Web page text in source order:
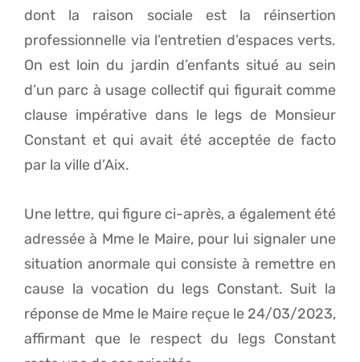
dont la raison sociale est la réinsertion
professionnelle via l’entretien d’espaces verts.
On est loin du jardin d’enfants situé au sein
d’un parc à usage collectif qui figurait comme
clause impérative dans le legs de Monsieur
Constant et qui avait été acceptée de facto
par la ville d’Aix.
Une lettre, qui figure ci-après, a également été
adressée à Mme le Maire, pour lui signaler une
situation anormale qui consiste à remettre en
cause la vocation du legs Constant. Suit la
réponse de Mme le Maire reçue le 24/03/2023,
affirmant que le respect du legs Constant